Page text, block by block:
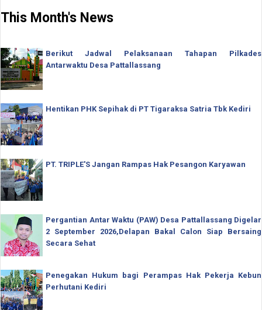
This Month's News
Berikut Jadwal Pelaksanaan Tahapan Pilkades
Antarwaktu Desa Pattallassang
Hentikan PHK Sepihak di PT Tigaraksa Satria Tbk Kediri
PT. TRIPLE'S Jangan Rampas Hak Pesangon Karyawan
Pergantian Antar Waktu (PAW) Desa Pattallassang Digelar
2 September 2026,Delapan Bakal Calon Siap Bersaing
Secara Sehat
Penegakan Hukum bagi Perampas Hak Pekerja Kebun
Perhutani Kediri